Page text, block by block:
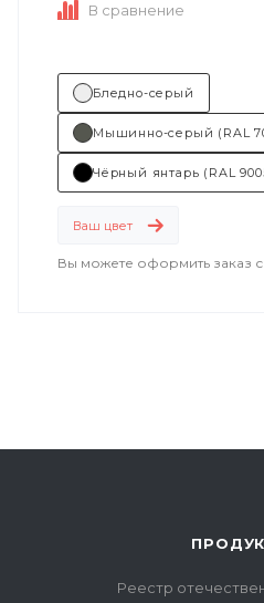
В сравнение
Бледно-серый
Мышинно-серый (RAL
Чёрный янтарь (RAL
Ваш цвет
Вы можете оформить заказ
Реестр